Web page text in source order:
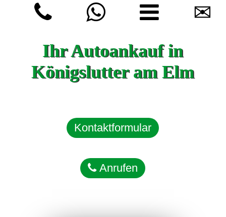
✉
Ihr Autoankauf in
Königslutter am Elm
Kontaktformular
Anrufen